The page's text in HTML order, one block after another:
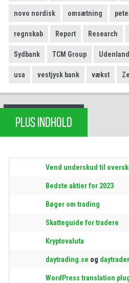
novo nordisk omsætning
regnskab Report Research
Sydbank TCM Group
usa vestjysk bank vækst
PLUS INDHOLD
Vend underskud til
Bedste aktier for 2023
Bøger om trading
Skatteguide for tradere
Kryptovaluta
daytrading.se og
WordPress translation